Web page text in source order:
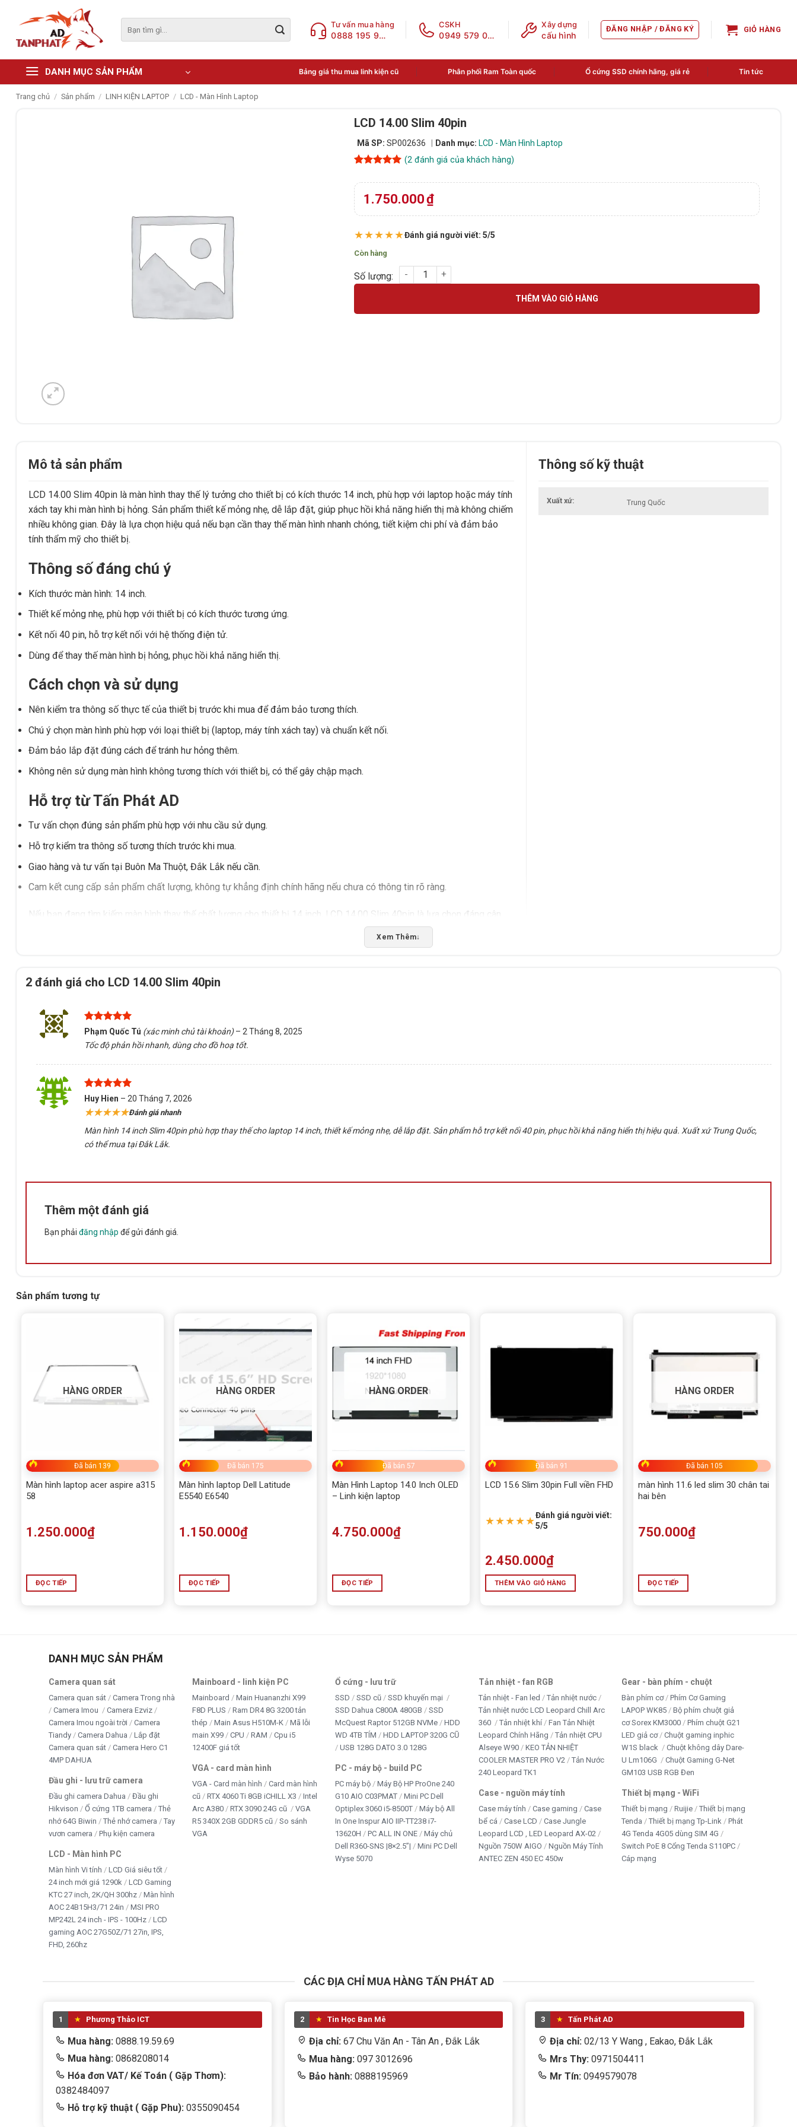
content
kiếm:
Tư vấn mua hàng
0888 195 969
CSKH
0949 579 078
Xây dựng
cấu hình
ĐĂNG NHẬP / ĐĂNG KÝ GIỎ HÀNG
DANH MỤC SẢN PHẨM Bảng giá thu mua linh kiện cũ Phân phối Ram Toàn quốc Ổ cứng SSD chính hãng, giá rẻ Tin tức
Trang chủ / Sản phẩm / LINH KIỆN LAPTOP / LCD - Màn Hình Laptop
LCD 14.00 Slim 40pin
Mã SP: SP002636 Danh mục: LCD - Màn Hình Laptop
dựa trên
đánh giá
(2 đánh giá của khách hàng)
1.750.000₫
★★★★★Đánh giá người viết: 5/5
Còn hàng
LCD 14.00 Slim 40pin số lượng
THÊM VÀO GIỎ HÀNG
Mô tả sản phẩm
LCD 14.00 Slim 40pin là màn hình thay thế lý tưởng cho thiết bị có kích thước 14 inch, phù hợp với laptop hoặc máy tính
xách tay khi màn hình bị hỏng. Sản phẩm thiết kế mỏng nhẹ, dễ lắp đặt, giúp phục hồi khả năng hiển thị mà không chiếm
nhiều không gian. Đây là lựa chọn hiệu quả nếu bạn cần thay thế màn hình nhanh chóng, tiết kiệm chi phí và đảm bảo
tính thẩm mỹ cho thiết bị.
Thông số đáng chú ý
Kích thước màn hình: 14 inch.
Thiết kế mỏng nhẹ, phù hợp với thiết bị có kích thước tương ứng.
Kết nối 40 pin, hỗ trợ kết nối với hệ thống điện tử.
Dùng để thay thế màn hình bị hỏng, phục hồi khả năng hiển thị.
Cách chọn và sử dụng
Nên kiểm tra thông số thực tế của thiết bị trước khi mua để đảm bảo tương thích.
Chú ý chọn màn hình phù hợp với loại thiết bị (laptop, máy tính xách tay) và chuẩn kết nối.
Đảm bảo lắp đặt đúng cách để tránh hư hỏng thêm.
Không nên sử dụng màn hình không tương thích với thiết bị, có thể gây chập mạch.
Hỗ trợ từ Tấn Phát AD
Tư vấn chọn đúng sản phẩm phù hợp với nhu cầu sử dụng.
Hỗ trợ kiểm tra thông số tương thích trước khi mua.
Giao hàng và tư vấn tại Buôn Ma Thuột, Đắk Lắk nếu cần.
Cam kết cung cấp sản phẩm chất lượng, không tự khẳng định chính hãng nếu chưa có thông tin rõ ràng.
Nếu bạn đang tìm kiếm màn hình thay thế chất lượng cho thiết bị 14 inch, LCD 14.00 Slim 40pin là lựa chọn đáng cân
nhắc. Liên hệ Tấn Phát AD để được hỗ trợ tận tình và đảm bảo sản phẩm phù hợp với thiết bị của bạn.
Thông số kỹ thuật
Xuất xứ Trung Quốc
Xem Thêm↓
2 đánh giá cho LCD 14.00 Slim 40pin
Được xếp
hạng
sao
Phạm Quốc Tú (xác minh chủ tài khoản) – 2 Tháng 8, 2025
Tốc độ phản hồi nhanh, dùng cho đồ hoạ tốt.
Được xếp
hạng 5
5
sao
Huy Hien – 20 Tháng 7, 2026
★★★★★Đánh giá nhanh
Màn hình 14 inch Slim 40pin phù hợp thay thế cho laptop 14 inch, thiết kế mỏng nhẹ, dễ lắp đặt. Sản phẩm hỗ trợ kết nối 40 pin, phục hồi khả năng hiển thị hiệu quả. Xuất xứ Trung Quốc,
có thể mua tại Đắk Lắk.
Thêm một đánh giá
Bạn phải đăng nhập để gửi đánh giá.
Sản phẩm tương tự
HÀNG ORDER
Đã bán 139
Màn hình laptop acer aspire a315
58
1.250.000₫
ĐỌC TIẾP
HÀNG ORDER
Đã bán 175
Màn hình laptop Dell Latitude
E5540 E6540
1.150.000₫
ĐỌC TIẾP
HÀNG ORDER
Đã bán 57
Màn Hình Laptop 14.0 Inch OLED
– Linh kiện laptop
4.750.000₫
ĐỌC TIẾP
Đã bán 91
LCD 15.6 Slim 30pin Full viền FHD
★★★★★Đánh giá người viết:
5/5
2.450.000₫
THÊM VÀO GIỎ HÀNG
HÀNG ORDER
Đã bán 105
màn hình 11.6 led slim 30 chân tai
hai bên
750.000₫
ĐỌC TIẾP
DANH MỤC SẢN PHẨM
Camera quan sát
Camera quan sát
Camera Trong nhà
Camera Imou
Camera Ezviz
Camera Imou ngoài trời
Camera
Tiandy
Camera Dahua
Lắp đặt
Camera quan sát
Camera Hero C1
4MP DAHUA
Đầu ghi - lưu trữ camera
Đầu ghi camera Dahua
Đầu ghi
Hikvison
Ổ cứng 1TB camera
Thẻ
nhớ 64G Biwin
Thẻ nhớ camera
Tay
vươn camera
Phụ kiện camera
LCD - Màn hình PC
Màn hình Vi tính
LCD Giá siêu tốt
24 inch mới giá 1290k
LCD Gaming
KTC 27 inch, 2K/QH 300hz
Màn hình
AOC 24B15H3/71 24in
MSI PRO
MP242L 24 inch - IPS - 100Hz
LCD
gaming AOC 27G50Z/71 27in, IPS,
FHD, 260hz
Mainboard - linh kiện PC
Mainboard
Main Huananzhi X99
F8D PLUS
Ram DR4 8G 3200 tản
thép
Main Asus H510M-K
Mã lỗi
main X99
CPU RAM
Cpu i5
12400F giá tốt
VGA - card màn hình
VGA - Card màn hình
Card màn hình
cũ
RTX 4060 Ti 8GB iCHILL X3
Intel
Arc A380
RTX 3090 24G cũ
VGA
R5 340X 2GB GDDR5 cũ
So sánh
VGA
Ổ cứng - lưu trữ
SSD SSD cũ
SSD khuyến mại
SSD Dahua C800A 480GB
SSD
McQuest Raptor 512GB NVMe
HDD
WD 4TB TÍM
HDD LAPTOP 320G CŨ
USB 128G DATO 3.0 128G
PC - máy bộ - build PC
PC máy bộ
Máy Bộ HP ProOne 240
G10 AIO C03PMAT
Mini PC Dell
Optiplex 3060 i5-8500T
Máy bộ All
In One Inspur AIO IIP-TT238 i7-
13620H
PC ALL IN ONE
Máy chủ
Dell R360-SNS |8×2.5”|
Mini PC Dell
Wyse 5070
Tản nhiệt - fan RGB
Tản nhiệt - Fan led
Tản nhiệt nước
Tản nhiệt nước LCD Leopard Chill Arc
360
Tản nhiệt khí
Fan Tản Nhiệt
Leopard Chính Hãng
Tản nhiệt CPU
Alseye W90
KEO TẢN NHIỆT
COOLER MASTER PRO V2
Tản Nước
240 Leopard TK1
Case - nguồn máy tính
Case máy tính Case gaming
Case
bể cá
Case LCD
Case Jungle
Leopard LCD , LED Leopard AX-02
Nguồn 750W AIGO
Nguồn Máy Tính
ANTEC ZEN 450 EC 450w
Gear - bàn phím - chuột
Bàn phím cơ
Phím Cơ Gaming
LAPOP WK85
Bộ phím chuột giả
cơ Sorex KM3000
Phím chuột G21
LED giả cơ
Chuột gaming inphic
W1S black
Chuột không dây Dare-
U Lm106G
Chuột Gaming G-Net
GM103 USB RGB Đen
Thiết bị mạng - WiFi
Thiết bị mạng Ruijie
Thiết bị mạng
Tenda
Thiết bị mạng Tp-Link
Phát
4G Tenda 4G05 dùng SIM 4G
Switch PoE 8 Cổng Tenda S110PC
Cáp mạng
CÁC ĐỊA CHỈ MUA HÀNG TẤN PHÁT AD
1 Phương Thảo ICT
Mua hàng: 0888.19.59.69
Mua hàng: 0868208014
Hóa đơn VAT/ Kế Toán ( Gặp Thơm):
0382484097
Hỗ trợ kỹ thuật ( Gặp Phu): 0355090454
2 Tin Học Ban Mê
Địa chỉ: 67 Chu Văn An - Tân An , Đắk Lắk
Mua hàng: 097 3012696
Bảo hành: 0888195969
3 Tấn Phát AD
Địa chỉ:02/13 Y Wang , Eakao, Đắk Lắk
Mrs Thy: 0971504411
Mr Tín: 0949579078